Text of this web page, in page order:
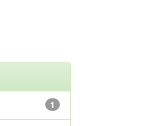
1